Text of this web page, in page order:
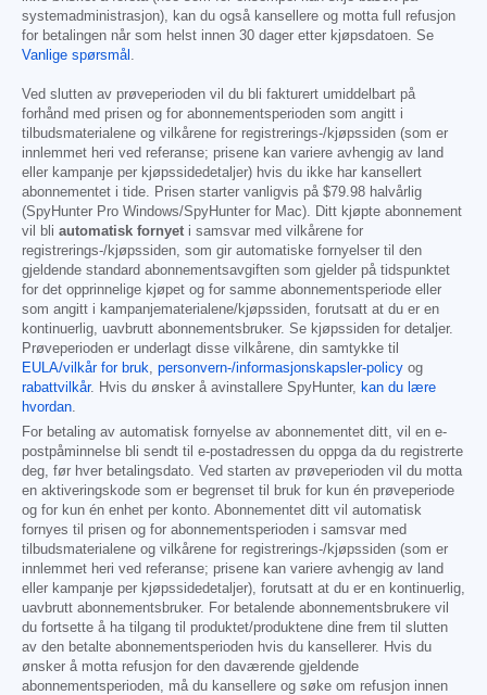
systemadministrasjon), kan du også kansellere og motta full refusjon
for betalingen når som helst innen 30 dager etter kjøpsdatoen. Se
Vanlige spørsmål .
Ved slutten av prøveperioden vil du bli fakturert umiddelbart på
forhånd med prisen og for abonnementsperioden som angitt i
tilbudsmaterialene og vilkårene for registrerings-/kjøpssiden (som er
innlemmet heri ved referanse; prisene kan variere avhengig av land
eller kampanje per kjøpssidedetaljer) hvis du ikke har kansellert
abonnementet i tide. Prisen starter vanligvis på $79.98 halvårlig
(SpyHunter Pro Windows/SpyHunter for Mac). Ditt kjøpte abonnement
vil bli automatisk fornyet i samsvar med vilkårene for
registrerings-/kjøpssiden, som gir automatiske fornyelser til den
gjeldende standard abonnementsavgiften som gjelder på tidspunktet
for det opprinnelige kjøpet og for samme abonnementsperiode eller
som angitt i kampanjematerialene/kjøpssiden, forutsatt at du er en
kontinuerlig, uavbrutt abonnementsbruker. Se kjøpssiden for detaljer.
Prøveperioden er underlagt disse vilkårene, din samtykke til
EULA/vilkår for bruk, personvern-/informasjonskapsler-policy og
rabattvilkår. Hvis du ønsker å avinstallere SpyHunter, kan du lære
hvordan.
For betaling av automatisk fornyelse av abonnementet ditt, vil en e-
postpåminnelse bli sendt til e-postadressen du oppga da du registrerte
deg, før hver betalingsdato. Ved starten av prøveperioden vil du motta
en aktiveringskode som er begrenset til bruk for kun én prøveperiode
og for kun én enhet per konto. Abonnementet ditt vil automatisk
fornyes til prisen og for abonnementsperioden i samsvar med
tilbudsmaterialene og vilkårene for registrerings-/kjøpssiden (som er
innlemmet heri ved referanse; prisene kan variere avhengig av land
eller kampanje per kjøpssidedetaljer), forutsatt at du er en kontinuerlig,
uavbrutt abonnementsbruker. For betalende abonnementsbrukere vil
du fortsette å ha tilgang til produktet/produktene dine frem til slutten
av den betalte abonnementsperioden hvis du kansellerer. Hvis du
ønsker å motta refusjon for den daværende gjeldende
abonnementsperioden, må du kansellere og søke om refusjon innen